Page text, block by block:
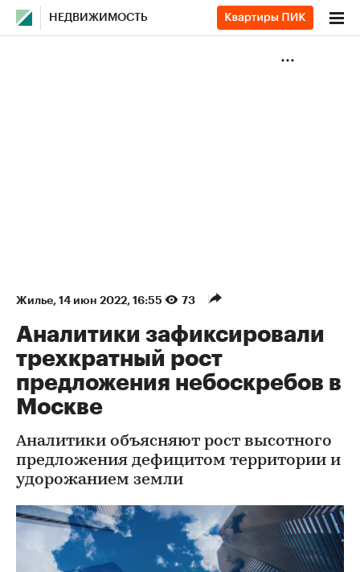
НЕДВИЖИМОСТЬ
Жилье⁠, 14 июн 2022, 16:55 73
Аналитики зафиксировали
трехкратный рост
предложения небоскребов в
Москве
Аналитики объясняют рост высотного
предложения дефицитом территории и
удорожанием земли